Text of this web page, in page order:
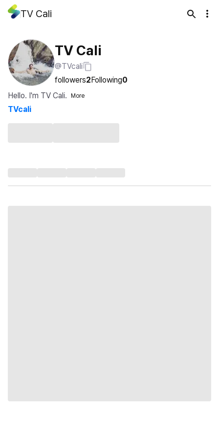
TV Cali
TV Cali
@TVcali
followers2Following0
Hello. I'm TV Cali.
More
TVcali